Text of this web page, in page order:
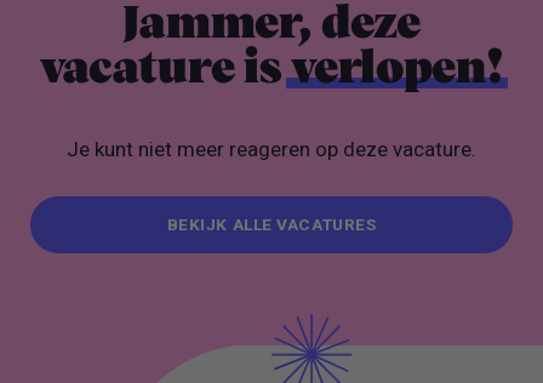
Jammer, deze
vacature isverlopen!
Je kunt niet meer reageren op deze vacature.
BEKIJK ALLE VACATURES